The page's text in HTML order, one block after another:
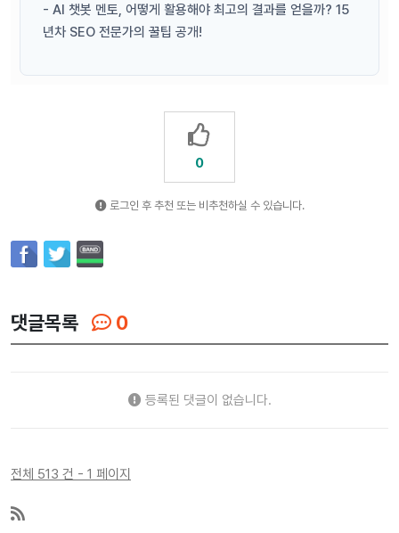
- AI 챗봇 멘토, 어떻게 활용해야 최고의 결과를 얻을까? 15
년차 SEO 전문가의 꿀팁 공개!
0
로그인 후 추천 또는 비추천하실 수 있습니다.
댓글목록 0
등록된 댓글이 없습니다.
전체 513 건 - 1 페이지